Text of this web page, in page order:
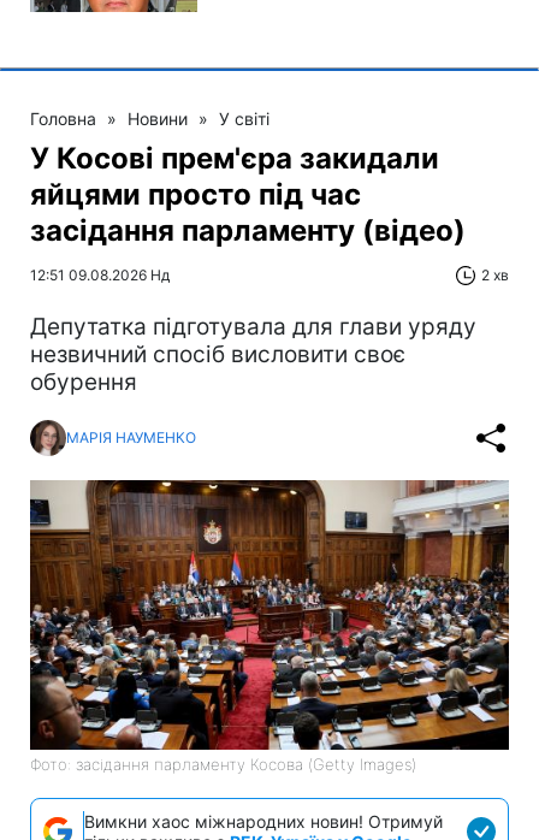
Головна » Новини » У світі
У Косові прем'єра закидали
яйцями просто під час
засідання парламенту (відео)
12:51 09.08.2026 Нд 2 хв
Депутатка підготувала для глави уряду
незвичний спосіб висловити своє
обурення
МАРІЯ НАУМЕНКО
Фото: засідання парламенту Косова (Getty Images)
Вимкни хаос міжнародних новин! Отримуй